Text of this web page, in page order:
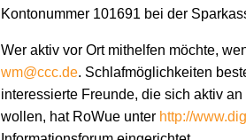
Kontonummer 101691 bei der
Wer aktiv vor Ort mithelfen möchte,
wm@ccc.de. Schlafmöglichkeiten
interessierte Freunde, die sich aktiv
wollen, hat RoWue unter http://